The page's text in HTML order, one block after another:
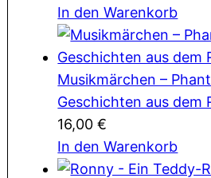
In den Warenkorb
Musikmärchen –
Geschichten aus dem
16,00€
In den Warenkorb